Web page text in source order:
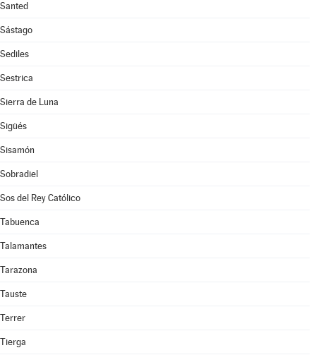
Santed
Sástago
Sediles
Sestrica
Sierra de Luna
Sigüés
Sisamón
Sobradiel
Sos del Rey Católico
Tabuenca
Talamantes
Tarazona
Tauste
Terrer
Tierga